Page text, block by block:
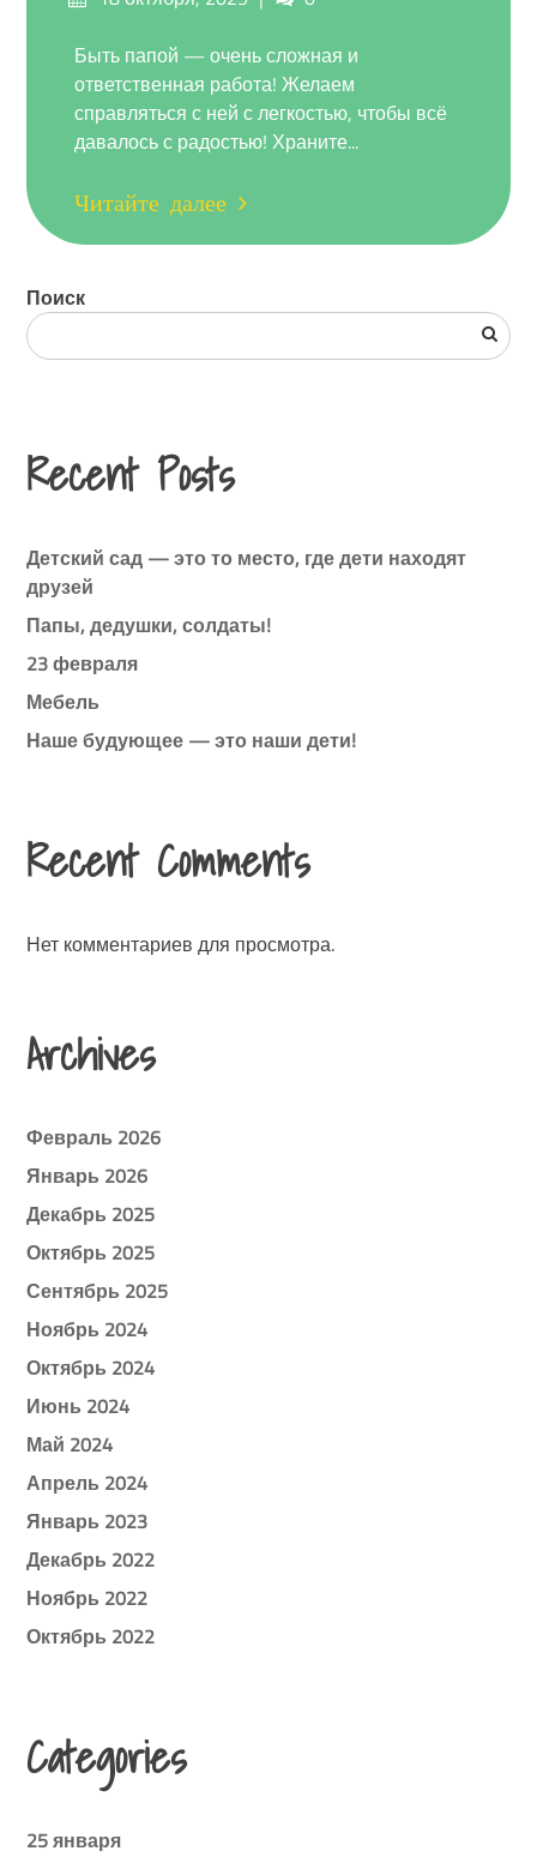
Быть папой — очень сложная и
ответственная работа! Желаем
справляться с ней с легкостью, чтобы всё
давалось с радостью! Храните...
Читайте далее
Поиск
Recent Posts
Детский сад — это то место, где дети находят
друзей
Папы, дедушки, солдаты!
23 февраля
Мебель
Наше будующее — это наши дети!
Recent Comments
Нет комментариев для просмотра.
Archives
Февраль 2026
Январь 2026
Декабрь 2025
Октябрь 2025
Сентябрь 2025
Ноябрь 2024
Октябрь 2024
Июнь 2024
Май 2024
Апрель 2024
Январь 2023
Декабрь 2022
Ноябрь 2022
Октябрь 2022
Categories
25 января